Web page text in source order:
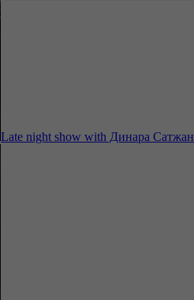
Late night show with Динара Сатжан